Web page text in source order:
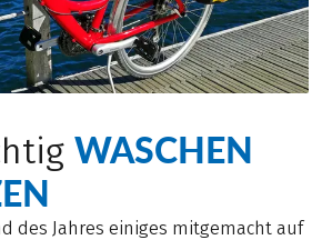
WASCHEN
des Jahres einiges mitgemacht auf